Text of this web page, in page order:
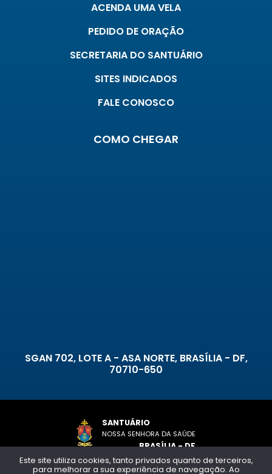
ACENDA UMA VELA
PEDIDO DE ORAÇÃO
SECRETARIA DO SANTUÁRIO
SITES INDICADOS
FALE CONOSCO
COMO CHEGAR
SGAN 702, LOTE A - ASA NORTE, BRASÍLIA - DF,
70710-650
SANTUÁRIO
NOSSA SENHORA DA SAÚDE
BRASÍLIA - DF
Este site utiliza cookies, tanto privados quanto de terceiros,
para melhorar a sua experiência de navegação. Ao